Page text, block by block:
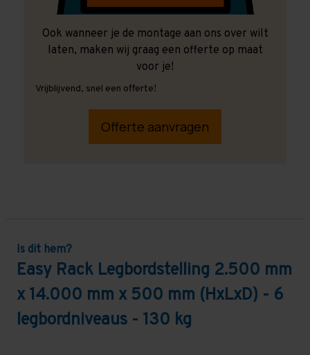
Ook wanneer je de montage aan ons over wilt
laten, maken wij graag een offerte op maat
voor je!
Vrijblijvend, snel een offerte!
Offerte aanvragen
Is dit hem?
Easy Rack Legbordstelling 2.500 mm
x 14.000 mm x 500 mm (HxLxD) - 6
legbordniveaus - 130 kg